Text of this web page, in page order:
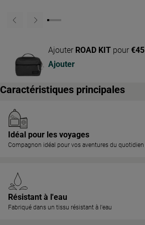
Ajouter ROAD KIT pour €45
Ajouter
Caractéristiques principales
Idéal pour les voyages
Compagnon idéal pour vos aventures du quotidien
Résistant à l'eau
Fabriqué dans un tissu résistant à l'eau